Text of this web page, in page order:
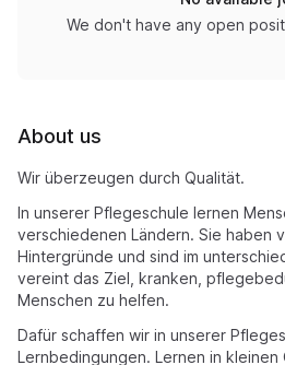
We don't have any open
About us
Wir überzeugen durch Qualität.
In unserer Pflegeschule lernen
verschiedenen Ländern. Sie haben
Hintergründe und sind im
vereint das Ziel, kranken,
Menschen zu helfen.
Dafür schaffen wir in unserer
Lernbedingungen. Lernen in kleinen